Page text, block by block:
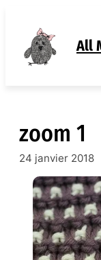
contenu
All
zoom 1
24 janvier 2018